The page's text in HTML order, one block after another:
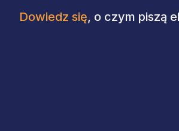
Dowiedz się, o czym piszą